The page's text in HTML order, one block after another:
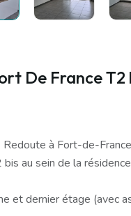
De France T2
à Fort-de-
au sein de la
et dernier étage (avec